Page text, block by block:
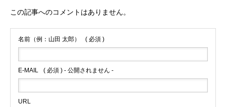
この記事へのコメントはありません。
名前（例：山田 太郎） ( 必須 )
E-MAIL ( 必須 ) - 公開されません -
URL